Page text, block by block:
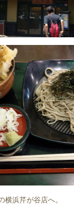
横浜芹が谷店へ。